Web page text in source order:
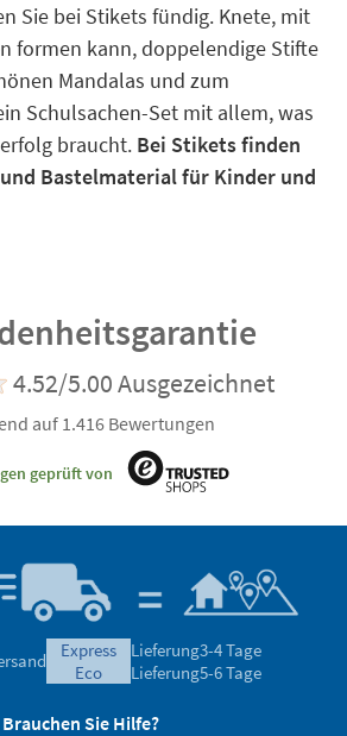
Sie bei Stikets fündig. Knete, mit
formen kann, doppelendige Stifte
Mandalas und zum
Schulsachen-Set mit allem, was
braucht. Bei Stikets finden
Bastelmaterial für Kinder und
4.52/5.00 Ausgezeichnet
auf 1.416 Bewertungen
geprüft von
express
eco
Lieferung3-4 Tage
Lieferung5-6 Tage
Brauchen Sie Hilfe?